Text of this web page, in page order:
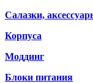
Салазки,
Корпуса
Моддинг
Блоки питания